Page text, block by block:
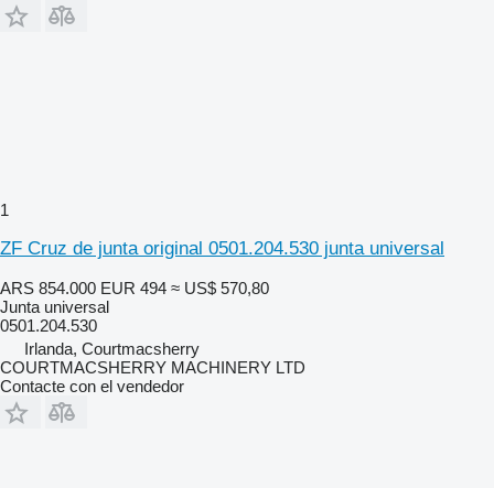
1
ZF Cruz de junta original 0501.204.530 junta universal
ARS 854.000 EUR 494 ≈ US$ 570,80
Junta universal
0501.204.530
Irlanda, Courtmacsherry
COURTMACSHERRY MACHINERY LTD
Contacte con el vendedor